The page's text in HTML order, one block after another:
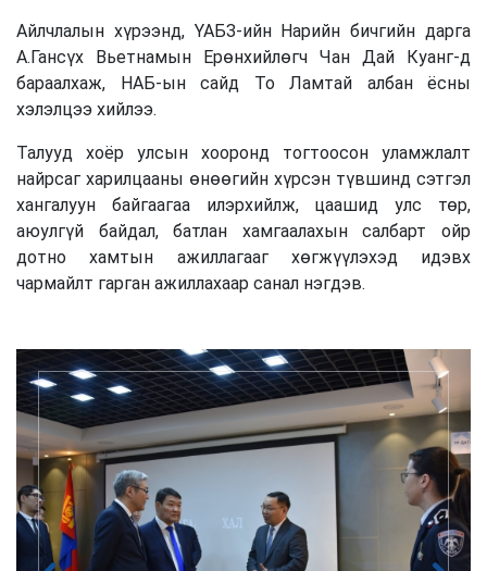
Айлчлалын хүрээнд, ҮАБЗ-ийн Нарийн бичгийн дарга
А.Гансүх Вьетнамын Ерөнхийлөгч Чан Дай Куанг-д
бараалхаж, НАБ-ын сайд То Ламтай албан ёсны
хэлэлцээ хийлээ.
Талууд хоёр улсын хооронд тогтоосон уламжлалт
найрсаг харилцааны өнөөгийн хүрсэн түвшинд сэтгэл
хангалуун байгаагаа илэрхийлж, цаашид улс төр,
аюулгүй байдал, батлан хамгаалахын салбарт ойр
дотно хамтын ажиллагааг хөгжүүлэхэд идэвх
чармайлт гарган ажиллахаар санал нэгдэв.